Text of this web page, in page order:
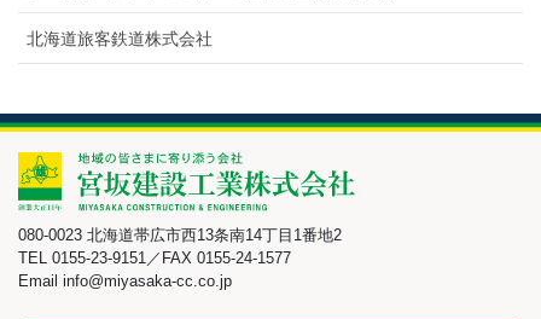
北海道旅客鉄道株式会社
080-0023 北海道帯広市西13条南14丁目1番地2
TEL 0155-23-9151／FAX 0155-24-1577
Email info@miyasaka-cc.co.jp